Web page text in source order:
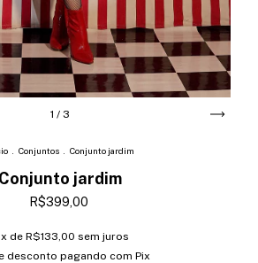
1 / 3
Conjuntos Conjunto jardim
Conjunto jardim
R$399,00
x de R$133,00 sem juros
desconto pagando com Pix